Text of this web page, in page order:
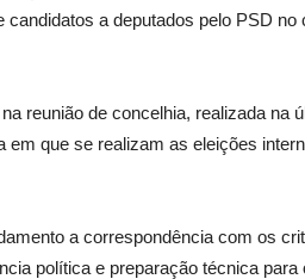
candidatos a deputados pelo PSD
reunião de concelhia, realizada na
em que se realizam as eleições
a correspondência com os
política e preparação técnica